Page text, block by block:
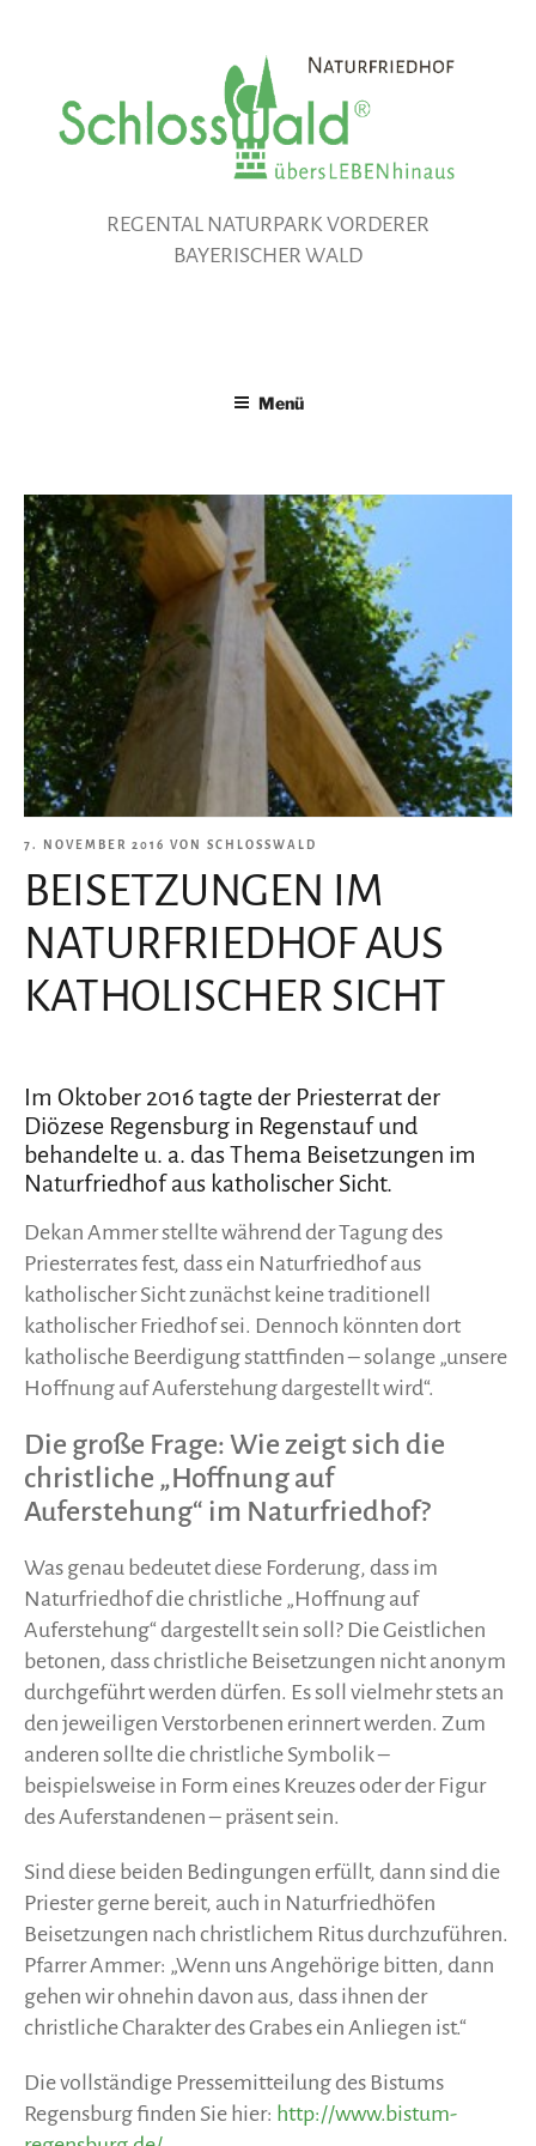
REGENTAL NATURPARK VORDERER
BAYERISCHER WALD
Menü
VERÖFFENTLICHT
AM
7. NOVEMBER 2016 VON SCHLOSSWALD
BEISETZUNGEN IM
NATURFRIEDHOF AUS
KATHOLISCHER SICHT
Im Oktober 2016 tagte der Priesterrat der
Diözese Regensburg in Regenstauf und
behandelte u. a. das Thema Beisetzungen im
Naturfriedhof aus katholischer Sicht.
Dekan Ammer stellte während der Tagung des
Priesterrates fest, dass ein Naturfriedhof aus
katholischer Sicht zunächst keine traditionell
katholischer Friedhof sei. Dennoch könnten dort
katholische Beerdigung stattfinden – solange „unsere
Hoffnung auf Auferstehung dargestellt wird“.
Die große Frage: Wie zeigt sich die
christliche „Hoffnung auf
Auferstehung“ im Naturfriedhof?
Was genau bedeutet diese Forderung, dass im
Naturfriedhof die christliche „Hoffnung auf
Auferstehung“ dargestellt sein soll? Die Geistlichen
betonen, dass christliche Beisetzungen nicht anonym
durchgeführt werden dürfen. Es soll vielmehr stets an
den jeweiligen Verstorbenen erinnert werden. Zum
anderen sollte die christliche Symbolik –
beispielsweise in Form eines Kreuzes oder der Figur
des Auferstandenen – präsent sein.
Sind diese beiden Bedingungen erfüllt, dann sind die
Priester gerne bereit, auch in Naturfriedhöfen
Beisetzungen nach christlichem Ritus durchzuführen.
Pfarrer Ammer: „Wenn uns Angehörige bitten, dann
gehen wir ohnehin davon aus, dass ihnen der
christliche Charakter des Grabes ein Anliegen ist.“
Die vollständige Pressemitteilung des Bistums
Regensburg finden Sie hier: http://www.bistum-